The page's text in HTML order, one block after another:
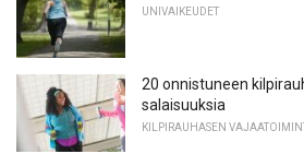
UNIVAIKEUDET
20 onnistuneen
salaisuuksia
KILPIRAUHASEN